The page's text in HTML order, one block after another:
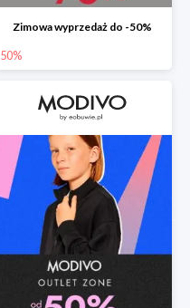
Zimowa wyprzedaż do -50%
50%